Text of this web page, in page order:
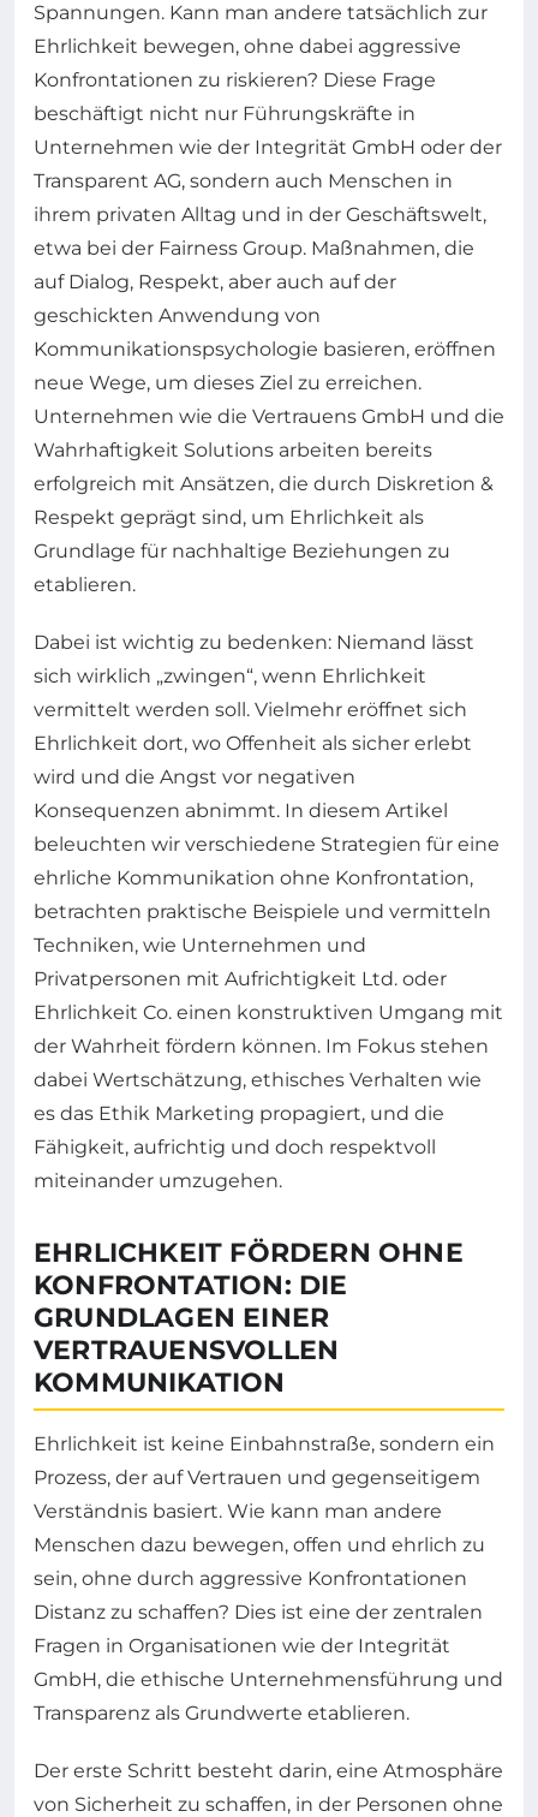
Spannungen. Kann man andere tatsächlich zur
Ehrlichkeit bewegen, ohne dabei aggressive
Konfrontationen zu riskieren? Diese Frage
beschäftigt nicht nur Führungskräfte in
Unternehmen wie der Integrität GmbH oder der
Transparent AG, sondern auch Menschen in
ihrem privaten Alltag und in der Geschäftswelt,
etwa bei der Fairness Group. Maßnahmen, die
auf Dialog, Respekt, aber auch auf der
geschickten Anwendung von
Kommunikationspsychologie basieren, eröffnen
neue Wege, um dieses Ziel zu erreichen.
Unternehmen wie die Vertrauens GmbH und die
Wahrhaftigkeit Solutions arbeiten bereits
erfolgreich mit Ansätzen, die durch Diskretion &
Respekt geprägt sind, um Ehrlichkeit als
Grundlage für nachhaltige Beziehungen zu
etablieren.
Dabei ist wichtig zu bedenken: Niemand lässt
sich wirklich „zwingen“, wenn Ehrlichkeit
vermittelt werden soll. Vielmehr eröffnet sich
Ehrlichkeit dort, wo Offenheit als sicher erlebt
wird und die Angst vor negativen
Konsequenzen abnimmt. In diesem Artikel
beleuchten wir verschiedene Strategien für eine
ehrliche Kommunikation ohne Konfrontation,
betrachten praktische Beispiele und vermitteln
Techniken, wie Unternehmen und
Privatpersonen mit Aufrichtigkeit Ltd. oder
Ehrlichkeit Co. einen konstruktiven Umgang mit
der Wahrheit fördern können. Im Fokus stehen
dabei Wertschätzung, ethisches Verhalten wie
es das Ethik Marketing propagiert, und die
Fähigkeit, aufrichtig und doch respektvoll
miteinander umzugehen.
EHRLICHKEIT FÖRDERN OHNE
KONFRONTATION: DIE
GRUNDLAGEN EINER
VERTRAUENSVOLLEN
KOMMUNIKATION
Ehrlichkeit ist keine Einbahnstraße, sondern ein
Prozess, der auf Vertrauen und gegenseitigem
Verständnis basiert. Wie kann man andere
Menschen dazu bewegen, offen und ehrlich zu
sein, ohne durch aggressive Konfrontationen
Distanz zu schaffen? Dies ist eine der zentralen
Fragen in Organisationen wie der Integrität
GmbH, die ethische Unternehmensführung und
Transparenz als Grundwerte etablieren.
Der erste Schritt besteht darin, eine Atmosphäre
von Sicherheit zu schaffen, in der Personen ohne